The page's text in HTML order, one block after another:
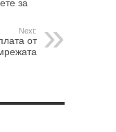
за
Next:
от